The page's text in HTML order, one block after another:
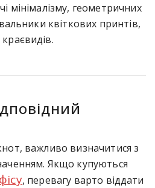
мінімалізму, геометричних
квіткових принтів,
важливо визначитися з
Якщо купуються
, перевагу варто віддати